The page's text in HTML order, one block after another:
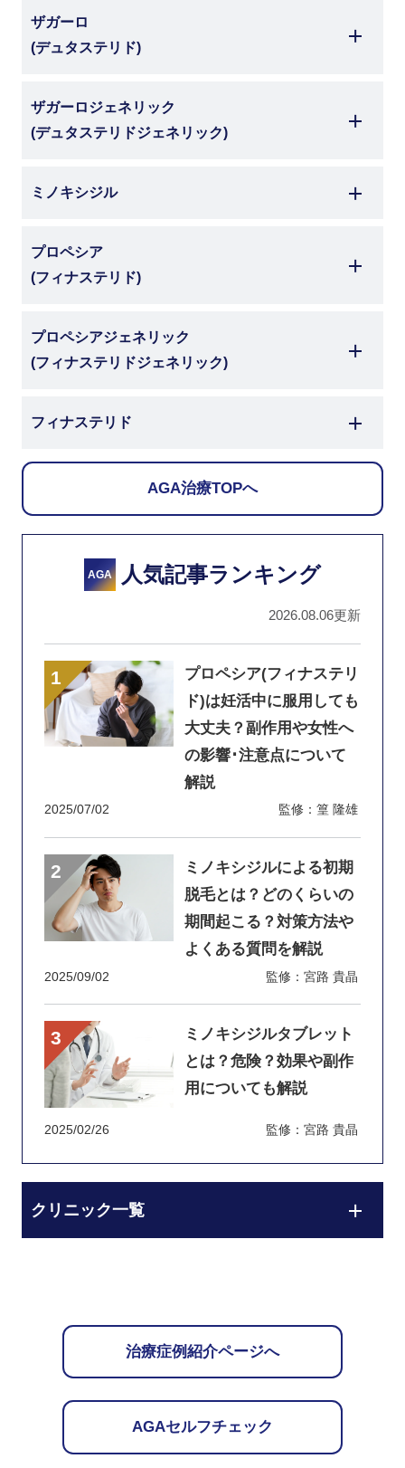
ザガーロ
(デュタステリド)
ザガーロジェネリック
(デュタステリドジェネリック)
ミノキシジル
プロペシア
(フィナステリド)
プロペシアジェネリック
(フィナステリドジェネリック)
フィナステリド
AGA治療TOPへ
AGA 人気記事ランキング
2026.08.06更新
プロペシア(フィナステリ
ド)は妊活中に服用しても
大丈夫？副作用や女性へ
の影響･注意点について
解説
2025/07/02 監修：篁 隆雄
ミノキシジルによる初期
脱毛とは？どのくらいの
期間起こる？対策方法や
よくある質問を解説
2025/09/02 監修：宮路 貴晶
ミノキシジルタブレット
とは？危険？効果や副作
用についても解説
2025/02/26 監修：宮路 貴晶
クリニック一覧
治療症例紹介ページへ
AGAセルフチェック